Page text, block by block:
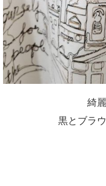
綺
黒とブラ